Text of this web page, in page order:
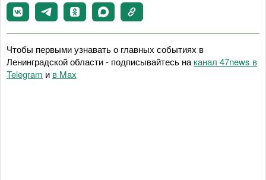
Чтобы первыми узнавать о главных событиях в
Ленинградской области - подписывайтесь на канал 47news в
Telegram и в Maх